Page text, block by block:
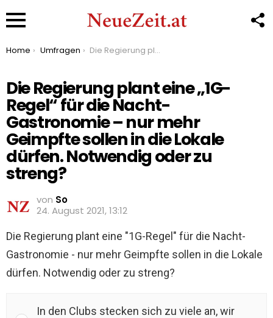
You are here:
Home Umfragen Die Regierung plant eine „1G-Regel“ für die Nacht-Gastronomie – nur mehr Geimpfte sollen in die Lokale dürfen. Notwendig oder zu streng?
Die Regierung plant eine „1G-
Regel“ für die Nacht-
Gastronomie – nur mehr
Geimpfte sollen in die Lokale
dürfen. Notwendig oder zu
streng?
von So
24. August 2021, 13:12
Die Regierung plant eine "1G-Regel" für die Nacht-
Gastronomie - nur mehr Geimpfte sollen in die Lokale
dürfen. Notwendig oder zu streng?
In den Clubs stecken sich zu viele an, wir